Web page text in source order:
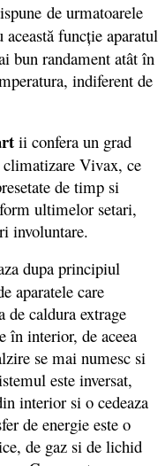
de urmatoarele
această funcţie aparatul
bun randament atât în
indiferent de
ii confera un grad
Vivax, ce
de timp si
ultimelor setari,
involuntare.
dupa principiul
aparatele care
de caldura extrage
în interior, de aceea
se mai numesc si
este inversat,
interior si o cedeaza
de energie este o
de gaz si de lichid